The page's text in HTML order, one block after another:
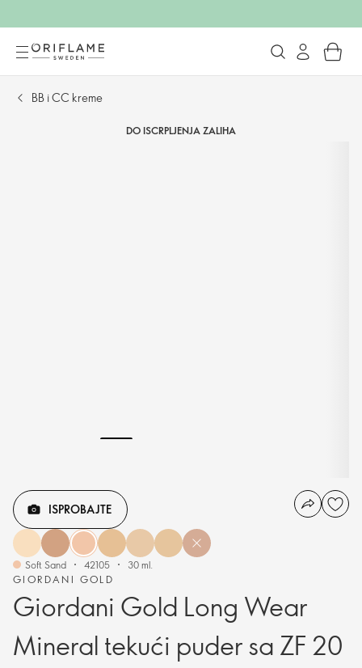
BB i CC kreme
DO ISCRPLJENJA ZALIHA
GIORDANI GOLD
Giordani Gold Long Wear
Mineral tekući puder sa ZF 20
ISPROBAJTE
Soft Sand 42105 30 ml.